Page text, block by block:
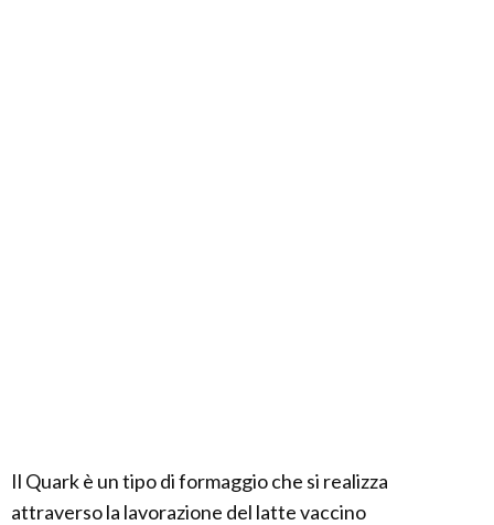
Il Quark è un tipo di formaggio che si realizza
attraverso la lavorazione del latte vaccino